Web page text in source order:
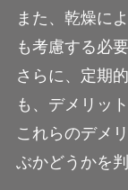
また、乾燥に
も考慮する必
さらに、定期
も、デメリッ
これらのデメ
ぶかどうかを